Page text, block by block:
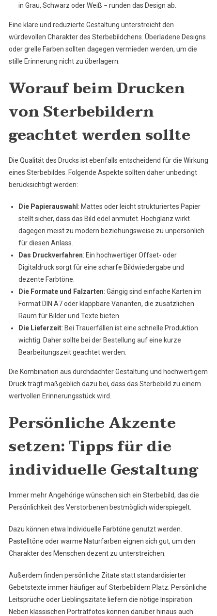
in Grau, Schwarz oder Weiß − runden das Design ab.
Eine klare und reduzierte Gestaltung unterstreicht den
würdevollen Charakter des Sterbebildchens. Überladene Designs
oder grelle Farben sollten dagegen vermieden werden, um die
stille Erinnerung nicht zu überlagern.
Worauf beim Drucken
von Sterbebildern
geachtet werden sollte
Die Qualität des Drucks ist ebenfalls entscheidend für die Wirkung
eines Sterbebildes. Folgende Aspekte sollten daher unbedingt
berücksichtigt werden:
Die Papierauswahl : Mattes oder leicht strukturiertes Papier
stellt sicher, dass das Bild edel anmutet. Hochglanz wirkt
dagegen meist zu modern beziehungsweise zu unpersönlich
für diesen Anlass.
Das Druckverfahren: Ein hochwertiger Offset- oder
Digitaldruck sorgt für eine scharfe Bildwiedergabe und
dezente Farbtöne.
Die Formate und Falzarten: Gängig sind einfache Karten im
Format DIN A7 oder klappbare Varianten, die zusätzlichen
Raum für Bilder und Texte bieten.
Die Lieferzeit: Bei Trauerfällen ist eine schnelle Produktion
wichtig. Daher sollte bei der Bestellung auf eine kurze
Bearbeitungszeit geachtet werden.
Die Kombination aus durchdachter Gestaltung und hochwertigem
Druck trägt maßgeblich dazu bei, dass das Sterbebild zu einem
wertvollen Erinnerungsstück wird.
Persönliche Akzente
setzen: Tipps für die
individuelle Gestaltung
Immer mehr Angehörige wünschen sich ein Sterbebild, das die
Persönlichkeit des Verstorbenen bestmöglich widerspiegelt.
Dazu können etwa Individuelle Farbtöne genutzt werden.
Pastelltöne oder warme Naturfarben eignen sich gut, um den
Charakter des Menschen dezent zu unterstreichen.
Außerdem finden persönliche Zitate statt standardisierter
Gebetstexte immer häufiger auf Sterbebildern Platz. Persönliche
Leitsprüche oder Lieblingszitate liefern die nötige Inspiration.
Neben klassischen Porträtfotos können darüber hinaus auch